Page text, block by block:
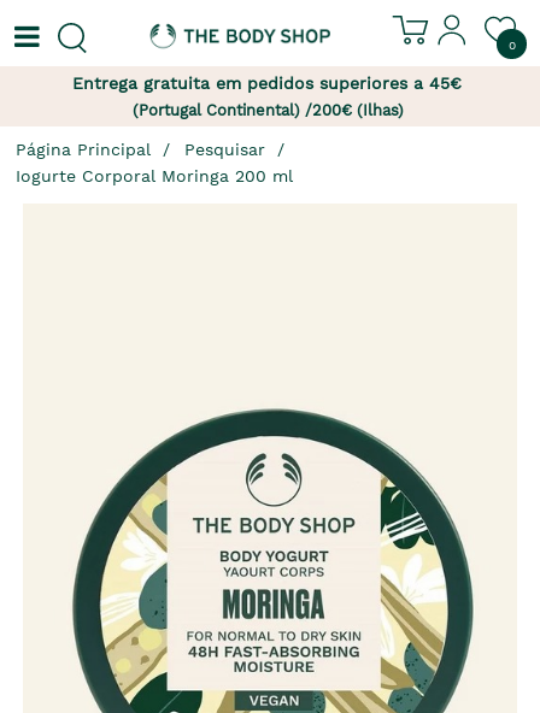
0
Entrega gratuita em pedidos superiores a 45€
(Portugal Continental) /200€ (Ilhas)
Página Principal
Pesquisar
Iogurte Corporal Moringa 200 ml